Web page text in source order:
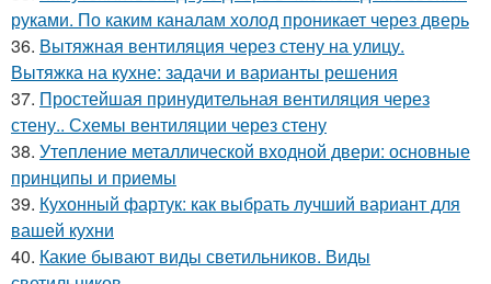
руками. По каким каналам холод проникает через дверь
36. Вытяжная вентиляция через стену на улицу.
Вытяжка на кухне: задачи и варианты решения
37. Простейшая принудительная вентиляция через
стену.. Схемы вентиляции через стену
38. Утепление металлической входной двери: основные
принципы и приемы
39. Кухонный фартук: как выбрать лучший вариант для
вашей кухни
40. Какие бывают виды светильников. Виды